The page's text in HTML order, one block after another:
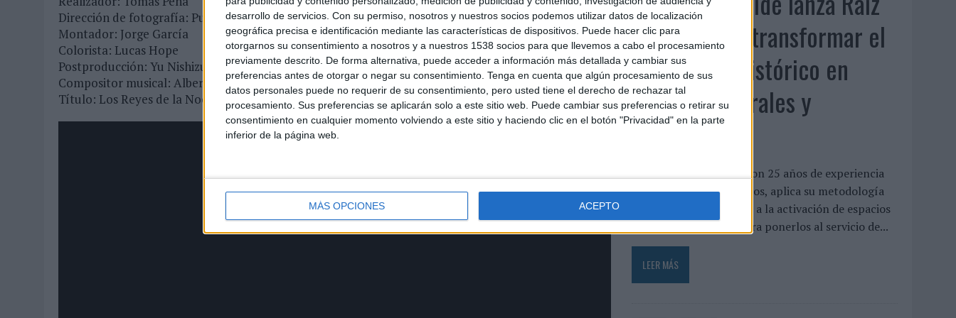
desarrollo de servicios. Con su permiso, nosotros y nuestros socios podemos utilizar datos de localización
geográfica precisa e identificación mediante las características de dispositivos. Puede hacer clic para
otorgarnos su consentimiento a nosotros y a nuestros 1538 socios para que llevemos a cabo el procesamiento
previamente descrito. De forma alternativa, puede acceder a información más detallada y cambiar sus
preferencias antes de otorgar o negar su consentimiento. Tenga en cuenta que algún procesamiento de sus
datos personales puede no requerir de su consentimiento, pero usted tiene el derecho de rechazar tal
procesamiento. Sus preferencias se aplicarán solo a este sitio web. Puede cambiar sus preferencias o retirar su
consentimiento en cualquier momento volviendo a este sitio y haciendo clic en el botón "Privacidad" en la parte
inferior de la página web.
MÁS OPCIONES ACEPTO
Dirección de fotografía: Puxxo
Montador: Jorge García
Colorista: Lucas Hope
Postproducción: Yu Nishizuka
Compositor musical: Alberto de Miguel
Título: Los Reyes de la Noche
Urbana para transformar el
patrimonio histórico en
activos culturales y
económicos
La empresa española, con 25 años de experiencia
en producción de eventos, aplica su metodología
de producción in-house a la activación de espacios
históricos en desuso para ponerlos al servicio de...
LEER MÁS